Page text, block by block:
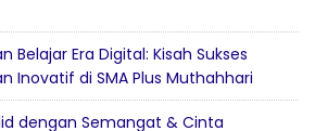
Belajar Era Digital: Kisah Sukses
Inovatif di SMA Plus Muthahhari
dengan Semangat & Cinta